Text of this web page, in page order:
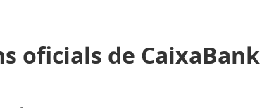
oficials de CaixaBank